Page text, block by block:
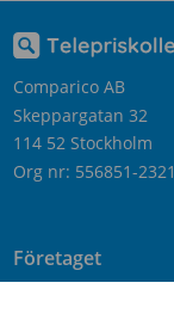
Comparico AB
Skeppargatan 32
114 52 Stockholm
Org nr: 556851-2321
Företaget